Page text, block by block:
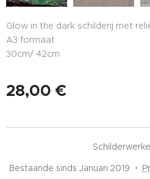
Glow in the dark schilderij met
A3 formaat
30cm/ 42cm
28,00 €
Bestaande sinds Januari 2019